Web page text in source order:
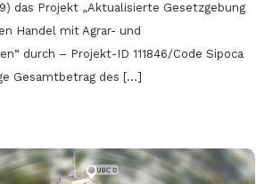
das Projekt „Aktualisierte Gesetzgebung
Handel mit Agrar- und
durch – Projekt-ID 111846/Code Sipoca
Gesamtbetrag des […]